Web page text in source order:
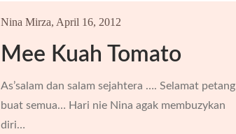
Mee Kuah Tomato
Nina Mirza, April 16, 2012
As’salam dan salam sejahtera …. Selamat petang
buat semua… Hari nie Nina agak membuzykan
diri…